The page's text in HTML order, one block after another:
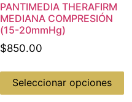
PANTIMEDIA THERAFIRM
MEDIANA COMPRESIÓN
(15-20mmHg)
$850.00
Seleccionar opciones